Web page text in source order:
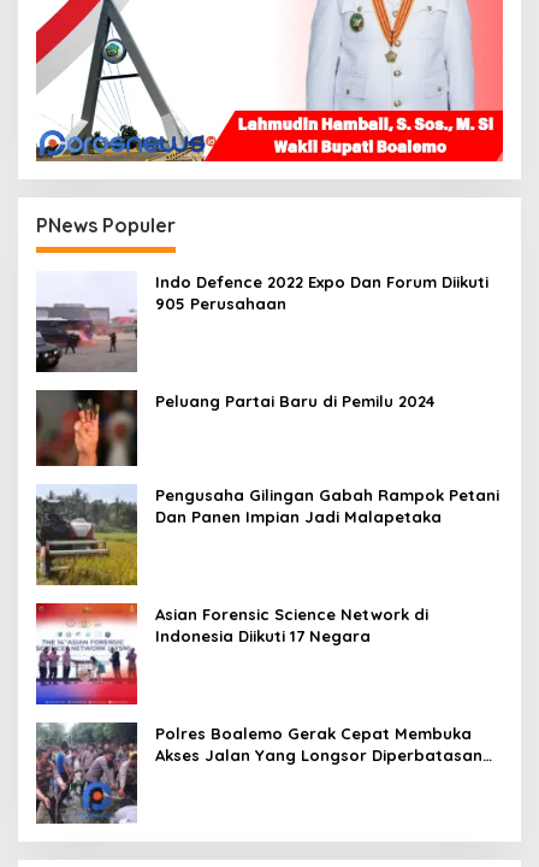
PNews Populer
Indo Defence 2022 Expo Dan Forum Diikuti
905 Perusahaan
Peluang Partai Baru di Pemilu 2024
Pengusaha Gilingan Gabah Rampok Petani
Dan Panen Impian Jadi Malapetaka
Asian Forensic Science Network di
Indonesia Diikuti 17 Negara
Polres Boalemo Gerak Cepat Membuka
Akses Jalan Yang Longsor Diperbatasan